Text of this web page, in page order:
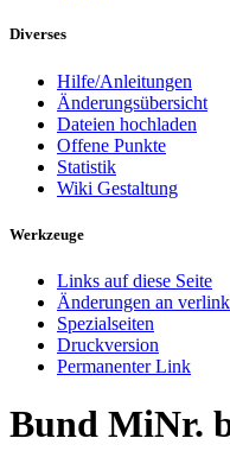
Diverses
Hilfe/Anleitungen
Änderungsübersicht
Dateien hochladen
Offene Punkte
Statistik
Wiki Gestaltung
Werkzeuge
Links auf diese Seite
Änderungen an
Spezialseiten
Druckversion
Permanenter Link
Bund MiNr.